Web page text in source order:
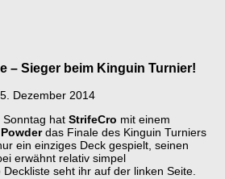
– Sieger beim Kinguin Turnier!
Dezember 2014
hat StrifeCro mit einem
Powderdas Finale des Kinguin Turniers
ein einziges Deck gespielt, seinen
erwähnt relativ simpel
seht ihr auf der linken Seite.